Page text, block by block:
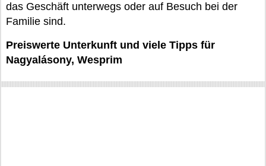
das Geschäft unterwegs oder auf Besuch bei der
Familie sind.
Preiswerte Unterkunft und viele Tipps für
Nagyalásony, Wesprim